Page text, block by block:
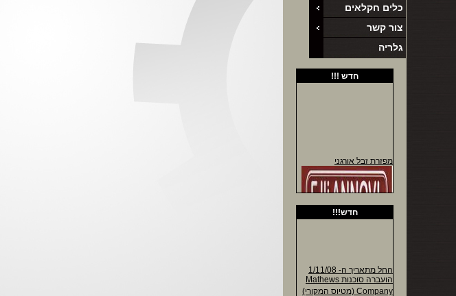
משלוחים לכל חלקי הארץ
!!!!!
אביזרי הידראוליקה
ג'ק חקלאי
אביזרי קילטור
פינים לחקלאות
כלים חקלאים
צור קשר
גלריה
חדש !!!
מפזרת זבל אורגני
חדש!!!
החל מתאריך ה- 1/11/08
הועברה סוכנות Mathews
Company (מטיוס המקורי)